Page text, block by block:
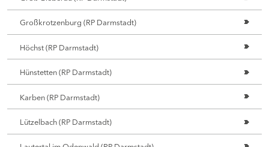
Großkrotzenburg (RP Darmstadt)
Höchst (RP Darmstadt)
Hünstetten (RP Darmstadt)
Karben (RP Darmstadt)
Lützelbach (RP Darmstadt)